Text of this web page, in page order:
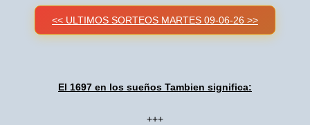
<< ULTIMOS SORTEOS MARTES 09-06-26 >>
El 1697 en los sueños Tambien significa:
+++